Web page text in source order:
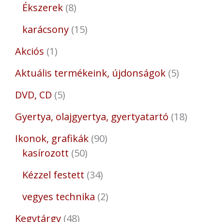
Ékszerek 8
karácsony 15
Akciós 1
Aktuális termékeink, újdonságok 5
DVD, CD 5
Gyertya, olajgyertya, gyertyatartó 18
Ikonok, grafikák 90
kasírozott 50
Kézzel festett 34
vegyes technika 2
Kegytárgy 48